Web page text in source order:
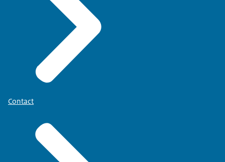
Contact